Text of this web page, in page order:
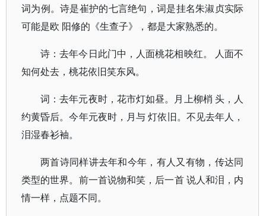
词为例。诗是崔护的七言绝句，词是挂名朱淑贞实际
可能是欧 阳修的《生查子》，都是大家熟悉的。
诗：去年今日此门中，人面桃花相映红。 人面不
知何处去，桃花依旧笑东风。
词：去年元夜时，花市灯如昼。月上柳梢 头，人
约黄昏后。今年元夜时，月与 灯依旧。不见去年人，
泪湿春衫袖。
两首诗同样讲去年和今年，有人又有物，传达同
类型的世界。前一首说物和笑，后一首 说人和泪，内
情一样，点题不同。